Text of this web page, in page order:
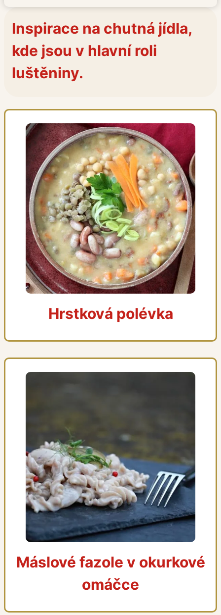
Inspirace na chutná jídla,
kde jsou v hlavní roli
luštěniny.
Hrstková polévka
Máslové fazole v okurkové
omáčce